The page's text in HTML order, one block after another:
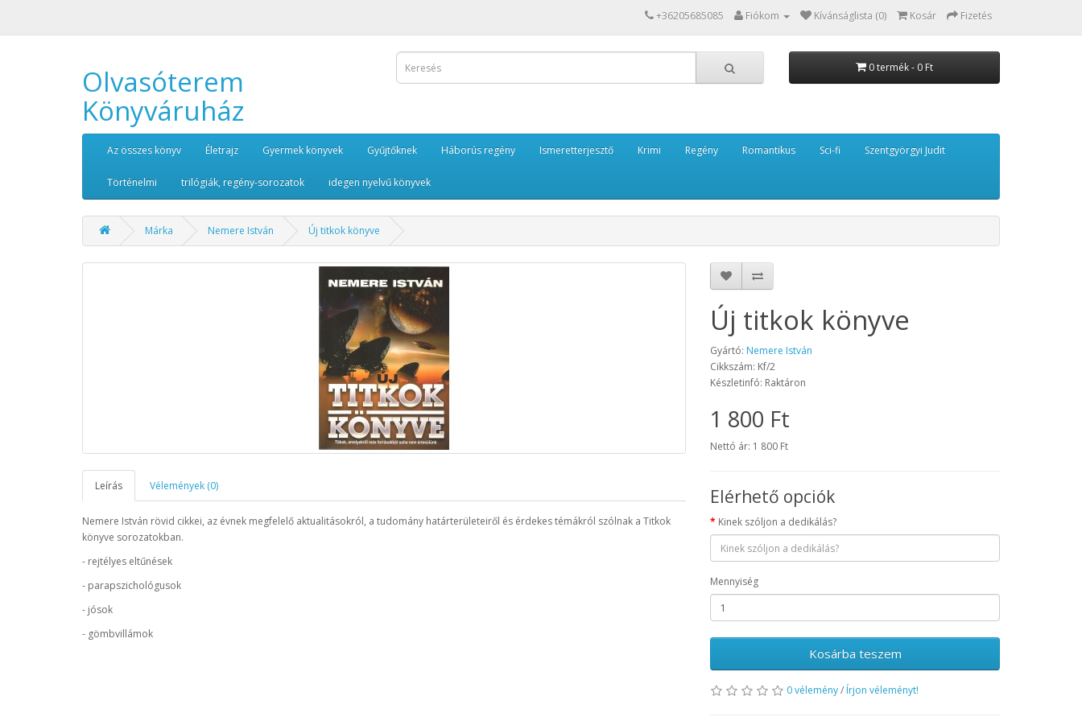
+36205685085 Fiókom Kívánságlista (0) Kosár Fizetés
Olvasóterem
Könyváruház
0 termék - 0 Ft
Az összes könyv Életrajz Gyermek könyvek Gyűjtőknek Háborús regény Ismeretterjesztő Krimi Regény Romantikus Sci-fi Szentgyörgyi Judit
Történelmi trilógiák, regény-sorozatok idegen nyelvű könyvek
Márka Nemere István Új titkok könyve
Leírás Vélemények (0)
Nemere István rövid cikkei, az évnek megfelelő aktualitásokról, a tudomány határterületeiről és érdekes témákról szólnak a Titkok
könyve sorozatokban.
- rejtélyes eltűnések
- parapszichológusok
- jósok
- gömbvillámok
Új titkok könyve
Gyártó: Nemere István
Cikkszám: Kf/2
Készletinfó: Raktáron
1 800 Ft
Nettó ár: 1 800 Ft
Elérhető opciók
Kinek szóljon a dedikálás?
Mennyiség
Kosárba teszem
0 vélemény/ Írjon véleményt!